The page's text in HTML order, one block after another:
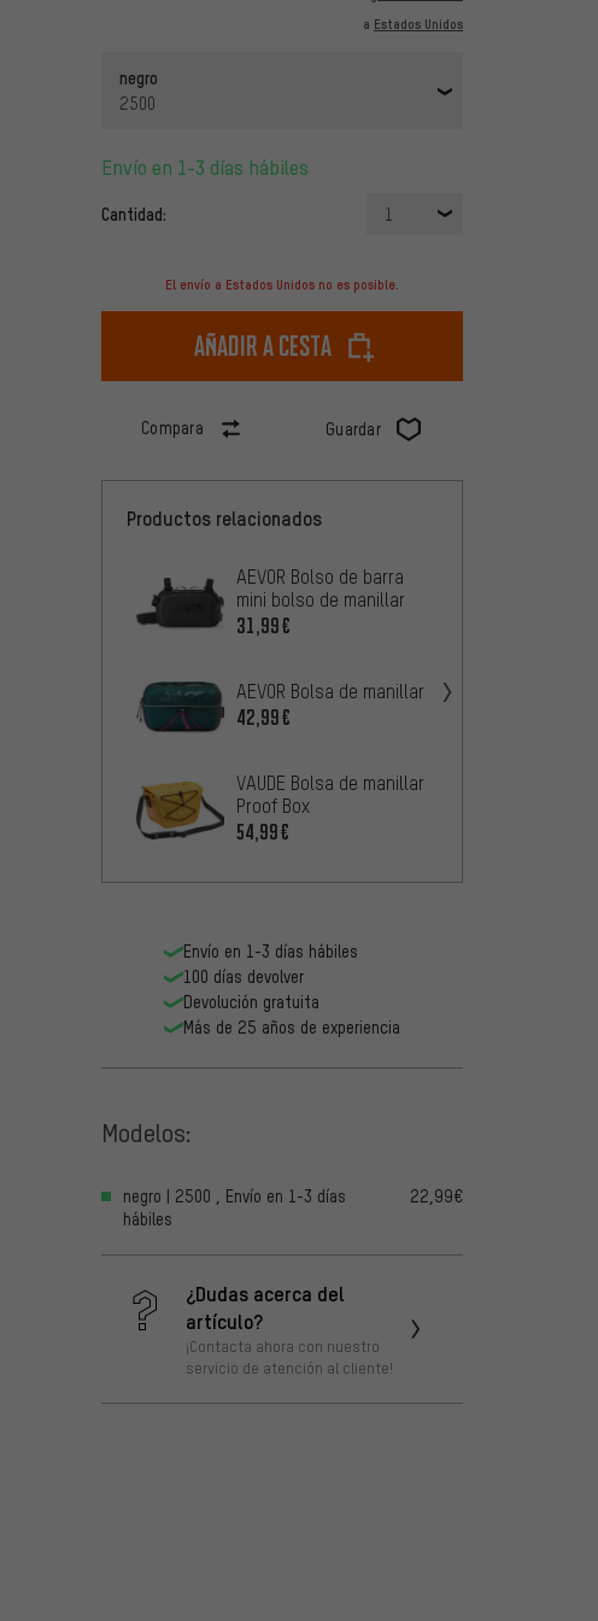
a Estados Unidos
negro
2500
Envío en 1-3 días hábiles
Cantidad: 1
El envío a Estados Unidos no es posible.
Añadir a cesta
Compara Guardar
Productos relacionados
AEVOR Bolso de barra
mini bolso de manillar
31,99€
AEVOR Bolsa de manillar
42,99€
VAUDE Bolsa de manillar
Proof Box
54,99€
Envío en 1-3 días hábiles
100 días devolver
Devolución gratuita
Más de 25 años de experiencia
Modelos:
negro | 2500 , Envío en 1-3 días
hábiles
22,99€
¿Dudas acerca del
artículo?
¡Contacta ahora con nuestro
servicio de atención al cliente!